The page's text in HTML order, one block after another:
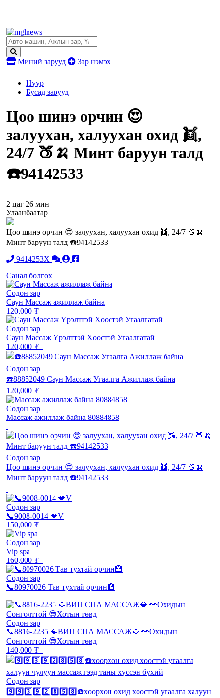
Миний зарууд Зар нэмэх
Нүүр
Бусад зарууд
Цоо шинэ орчин 😍
залуухан, халуухан охид 👯,
24/7 🍑🍌 Минт баруун талд
☎️94142533
2 цаг 26 мин
Улаанбаатар
Цоо шинэ орчин 😍 залуухан, халуухан охид 👯, 24/7 🍑🍌
Минт баруун талд ☎️94142533
9414253X
Санал болгох
Содон зар
Саун Массаж ажиллаж байна
120,000 ₮
Содон зар
Саун Массаж Үрэлттэй Хөөстэй Угаалгатай
120,000 ₮
Содон зар
☎️88852049 Саун Массаж Угаалга Ажиллаж байна
120,000 ₮
Содон зар
Массаж ажиллаж байна 80884858
Содон зар
Цоо шинэ орчин 😍 залуухан, халуухан охид 👯, 24/7 🍑🍌
Минт баруун талд ☎️94142533
Содон зар
📞9008-0014 💋V
150,000 ₮
Содон зар
Vip spa
160,000 ₮
Содон зар
📞80970026 Тав тухтай орчин🏩
Содон зар
📞8816-2235 🫦ВИП СПА МАССАЖ🫦 👀Охидын
Сонголттой 😎Хотын төвд
140,000 ₮
Содон зар
9️⃣9️⃣3️⃣9️⃣2️⃣8️⃣5️⃣8️⃣☎️хөөрхөн охид хөөстэй угаалга халуун